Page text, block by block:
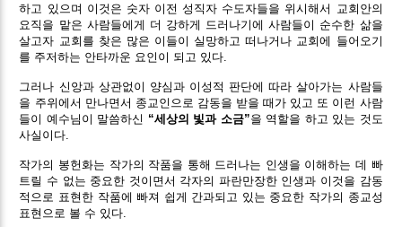
하고 있으며 이것은 숫자 이전 성직자 수도자들을 위시해서 교회안의
요직을 맡은 사람들에게 더 강하게 드러나기에 사람들이 순수한 삶을
살고자 교회를 찾은 많은 이들이 실망하고 떠나거나 교회에 들어오기
를 주저하는 안타까운 요인이 되고 있다.
그러나 신앙과 상관없이 양심과 이성적 판단에 따라 살아가는 사람들
을 주위에서 만나면서 종교인으로 감동을 받을 때가 있고 또 이런 사람
들이 예수님이 말씀하신 “세상의 빛과 소금”을 역할을 하고 있는 것도
사실이다.
작가의 봉헌화는 작가의 작품을 통해 드러나는 인생을 이해하는 데 빠
트릴 수 없는 중요한 것이면서 각자의 파란만장한 인생과 이것을 감동
적으로 표현한 작품에 빠져 쉽게 간과되고 있는 중요한 작가의 종교성
표현으로 볼 수 있다.